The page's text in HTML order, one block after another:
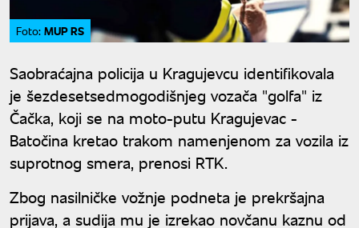
Foto: MUP RS
Saobraćajna policija u Kragujevcu identifikovala
je šezdesetsedmogodišnjeg vozača "golfa" iz
Čačka, koji se na moto-putu Kragujevac -
Batočina kretao trakom namenjenom za vozila iz
suprotnog smera, prenosi RTK.
Zbog nasilničke vožnje podneta je prekršajna
prijava, a sudija mu je izrekao novčanu kaznu od